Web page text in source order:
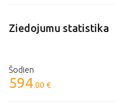
Ziedojumu statistika
Šodien
594.00 €